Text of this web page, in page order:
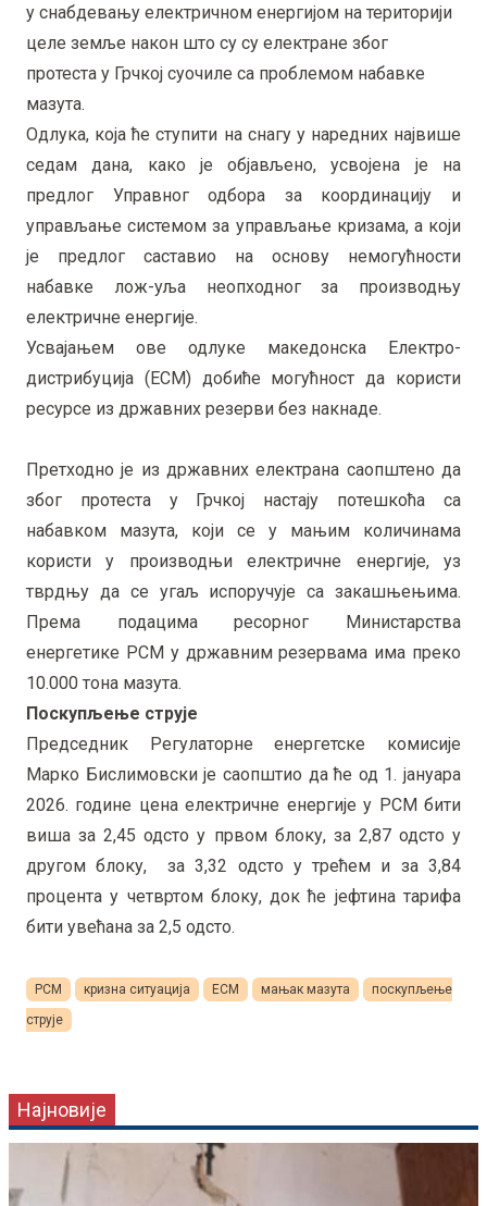
у снабдевању електричном енергијом на територији
целе земље након што су су електране због
протеста у Грчкој суочиле са проблемом набавке
мазута.
Одлука, која ће ступити на снагу у наредних највише
седам дана, како је објављено, усвојена је на
предлог Управног одбора за координацију и
управљање системом за управљање кризама, а који
је предлог саставио на основу немогућности
набавке лож-уља неопходног за производњу
електричне енергије.
Усвајањем ове одлуке македонска Електро-
дистрибуција (ЕСМ) добиће могућност да користи
ресурсе из државних резерви без накнаде.
Претходно је из државних електрана саопштено да
због протеста у Грчкој настају потешкоћа са
набавком мазута, који се у мањим количинама
користи у производњи електричне енергије, уз
тврдњу да се угаљ испоручује са закашњењима.
Према подацима ресорног Министарства
енергетике РСМ у државним резервама има преко
10.000 тона мазута.
Поскупљење струје
Председник Регулаторне енергетске комисије
Марко Бислимовски је саопштио да ће од 1. јануара
2026. године цена електричне енергије у РСМ бити
виша за 2,45 одсто у првом блоку, за 2,87 одсто у
другом блоку, за 3,32 одсто у трећем и за 3,84
процента у четвртом блоку, док ће јефтина тарифа
бити увећана за 2,5 одсто.
РСМ кризна ситуација ЕСМ мањак мазута
поскупљење
струје
Најновије